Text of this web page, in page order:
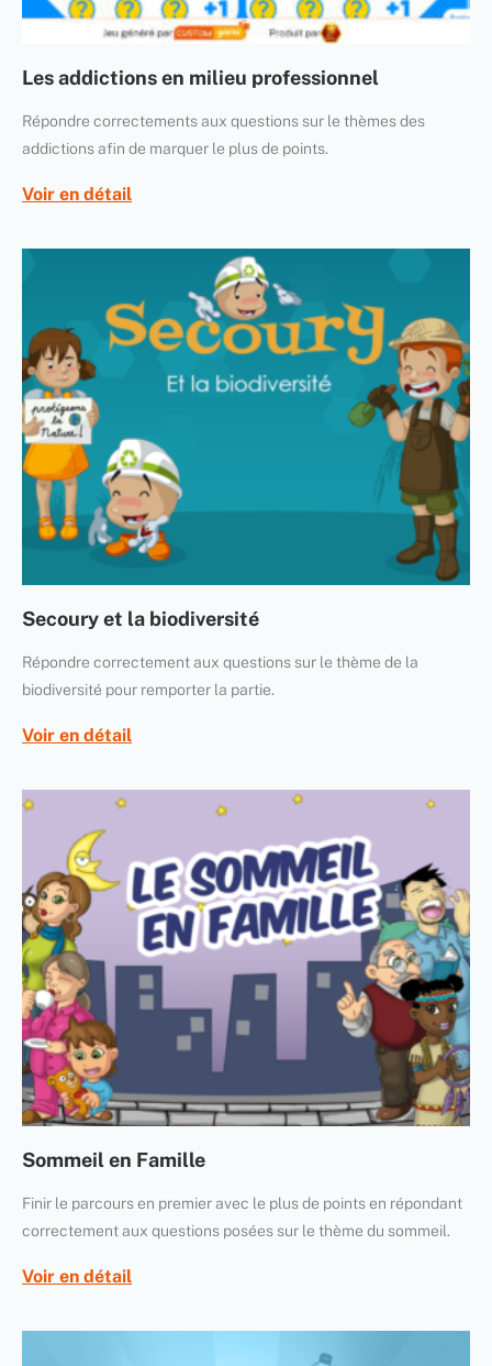
Les addictions en milieu professionnel
Répondre correctements aux questions sur le thèmes des
addictions afin de marquer le plus de points.
Voir en détail
Secoury et la biodiversité
Répondre correctement aux questions sur le thème de la
biodiversité pour remporter la partie.
Voir en détail
Sommeil en Famille
Finir le parcours en premier avec le plus de points en répondant
correctement aux questions posées sur le thème du sommeil.
Voir en détail